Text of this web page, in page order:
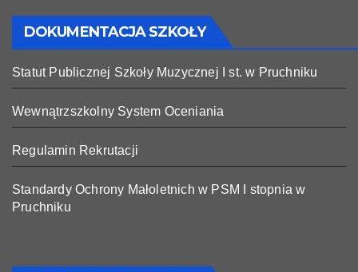
DOKUMENTACJA SZKOŁY
Statut Publicznej Szkoły Muzycznej I st. w Pruchniku
Wewnątrzszkolny System Oceniania
Regulamin Rekrutacji
Standardy Ochrony Małoletnich w PSM I stopnia w
Pruchniku